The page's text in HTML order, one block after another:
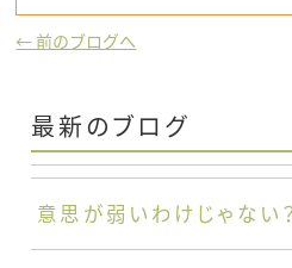
← 前のブログへ
最新のブログ
意思が弱いわけじゃない？